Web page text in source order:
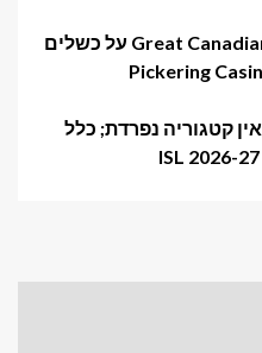
הרגולטור באונטריו קנס את Great Canadian על כשלים
AIFF מאשרת שלשחקני OCI אין קטגוריה נפרדת; כלל